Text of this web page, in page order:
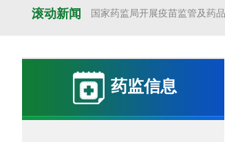
滚动新闻 国家药监局开展疫苗监管及药
国家药监局药审中心关于发布
国家药监局药审中心关于发布
国家药监局 国家卫生健康委 国
药监信息